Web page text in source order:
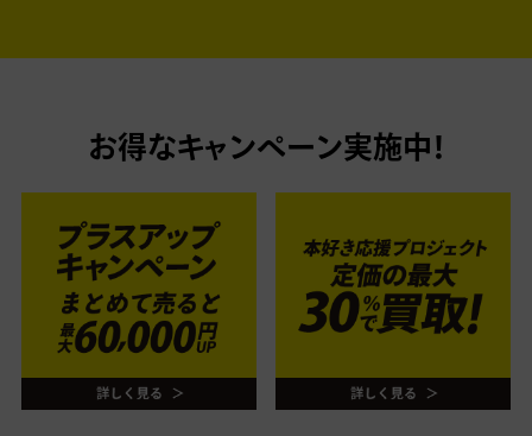
お得なキャンペーン実施中！